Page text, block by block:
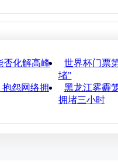
否化解高峰
世界杯门票
堵"
抱怨网络拥
黑龙江雾霾
拥堵三小时